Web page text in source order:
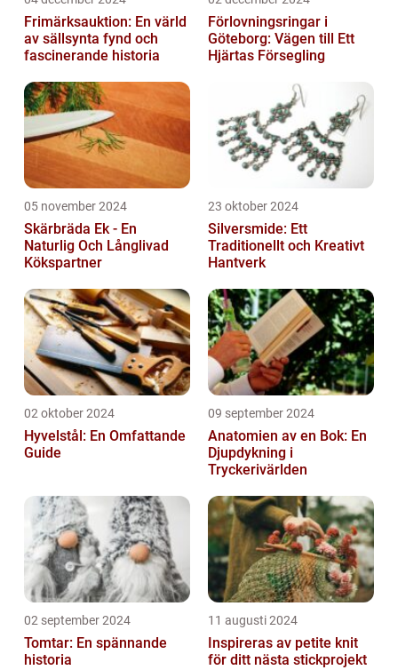
Frimärksauktion: En värld
av sällsynta fynd och
fascinerande historia
Förlovningsringar i
Göteborg: Vägen till Ett
Hjärtas Försegling
05 november 2024
Skärbräda Ek - En
Naturlig Och Långlivad
Kökspartner
23 oktober 2024
Silversmide: Ett
Traditionellt och Kreativt
Hantverk
02 oktober 2024
Hyvelstål: En Omfattande
Guide
09 september 2024
Anatomien av en Bok: En
Djupdykning i
Tryckerivärlden
02 september 2024
Tomtar: En spännande
historia
11 augusti 2024
Inspireras av petite knit
för ditt nästa stickprojekt